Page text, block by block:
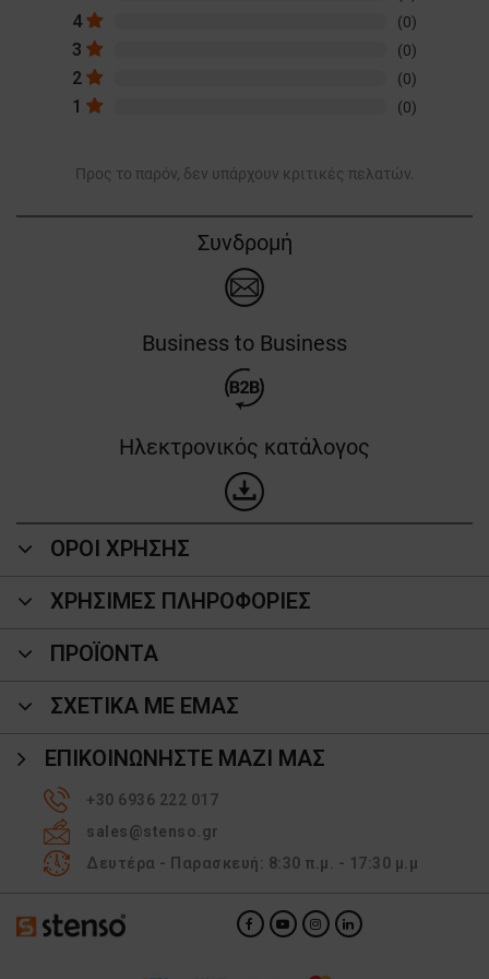
4 (0)
3 (0)
2 (0)
1 (0)
Προς το παρόν, δεν υπάρχουν κριτικές πελατών.
Συνδρομή
Business to Business
Ηλεκτρονικός κατάλογος
ΟΡΟΙ ΧΡΗΣΗΣ
ΧΡΗΣΙΜΕΣ ΠΛΗΡΟΦΟΡΙΕΣ
ΠΡΟΪΌΝΤΑ
ΣΧΕΤΙΚΑ ΜΕ ΕΜΑΣ
ΕΠΙΚΟΙΝΩΝΉΣΤΕ ΜΑΖΊ ΜΑΣ
+30 6936 222 017
sales@stenso.gr
Δευτέρα - Παρασκευή: 8:30 π.μ. - 17:30 μ.μ